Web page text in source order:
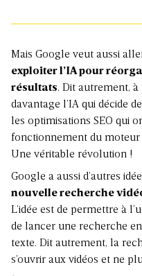
Mais Google veut aussi
exploiter l’IA pour
résultats. Dit autrement,
davantage l’IA qui décide
les optimisations SEO qui
fonctionnement du moteur
Une véritable révolution !
Google a aussi d’autres
nouvelle recherche
L’idée est de permettre à
de lancer une recherche
texte. Dit autrement, la
s’ouvrir aux vidéos et ne